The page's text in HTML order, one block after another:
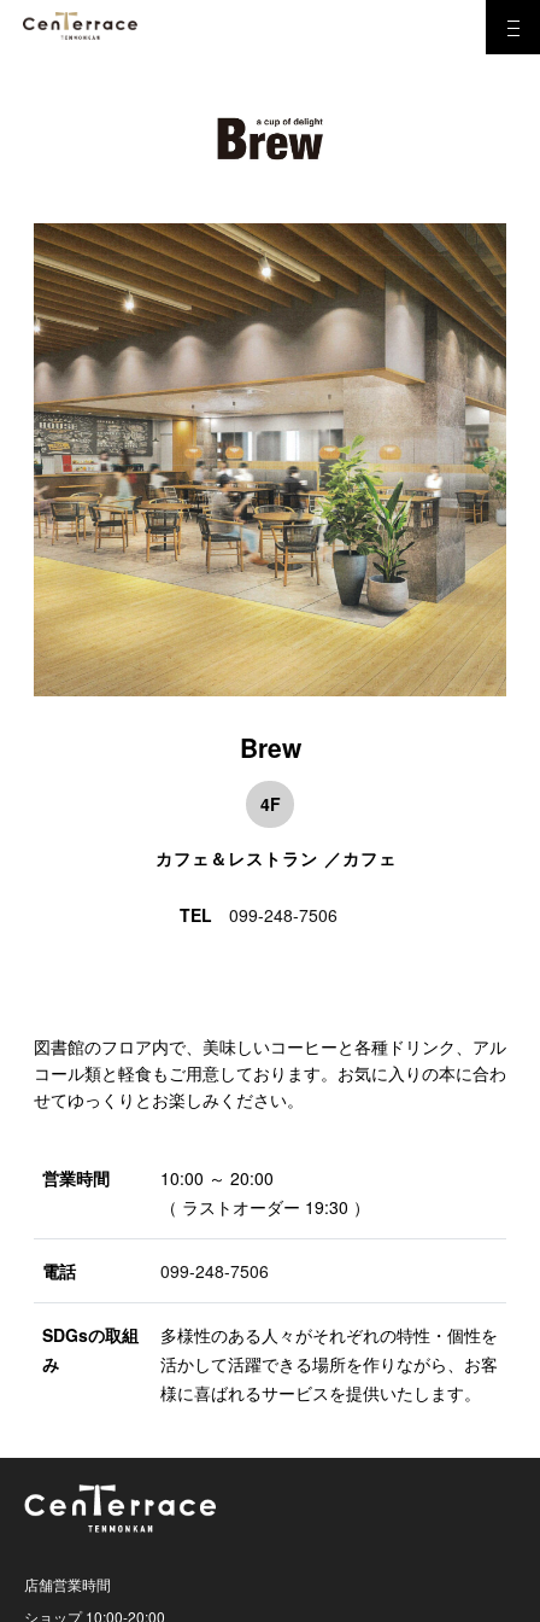
Brew
4F
カフェ＆レストラン ／カフェ
TEL 099-248-7506
図書館のフロア内で、美味しいコーヒーと各種ドリンク、アル
コール類と軽食もご用意しております。お気に入りの本に合わ
せてゆっくりとお楽しみください。
営業時間
10:00 ～ 20:00
（ ラストオーダー 19:30 ）
電話 099-248-7506
SDGsの取組
み
多様性のある人々がそれぞれの特性・個性を
活かして活躍できる場所を作りながら、お客
様に喜ばれるサービスを提供いたします。
店舗営業時間
ショップ 10:00-20:00